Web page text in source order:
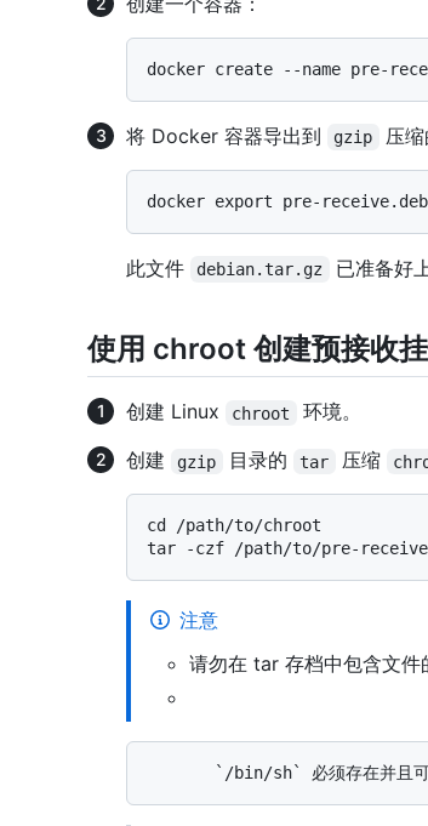
将 Docker 容器导出到 gzip 压
此文件 debian.tar.gz 已准备好
使用 chroot 创建预接收
创建 Linux chroot
环境。
创建
gzip 目录的 tar 压缩
cd /path/to/chroot
注意
请勿在 tar 存档中包含文件